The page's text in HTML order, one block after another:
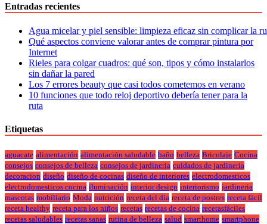
Entradas recientes
Agua micelar y piel sensible: limpieza eficaz sin complicar la
Qué aspectos conviene valorar antes de comprar pintura por
Internet
Rieles para colgar cuadros: qué son, tipos y cómo instalarlos
sin dañar la pared
Los 7 errores beauty que casi todos cometemos en verano
10 funciones que todo reloj deportivo debería tener para la
ruta
Etiquetas
aguacate alimentación alimentación saludable baño belleza Bricolaje Cocina
consejos consejos de belleza consejos de jardineria cuidados de jardineria
decoracion diseño diseño de cocinas diseño de interiores electrodomesticos
electrodomesticos cocina iluminación interior design interiorismo jardineria
mascotas mobiliario Moda nutrición receta del día receta de postres receta fácil
receta healthy receta para los niños recetas recetas de cocina recetasfáciles
recetas saludables recetas sanas rutina de belleza salud smarthome smartphone